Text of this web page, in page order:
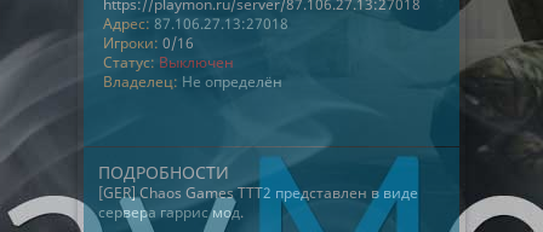
https://playmon.ru/server/87.106.27.13:27018
Адрес: 87.106.27.13:27018
Игроки: 0/16
Статус: Выключен
Владелец: Не определён
ПОДРОБНОСТИ
[GER] Chaos Games TTT2 представлен в виде
сервера гаррис мод.